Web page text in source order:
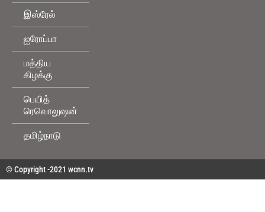
இஸ்ரேல்
ஐரோப்பா
மத்திய
கிழக்கு
பெயித்
ரெவொலுஷன்
தமிழ்நாடு
© Copyright -2021 wcnn.tv